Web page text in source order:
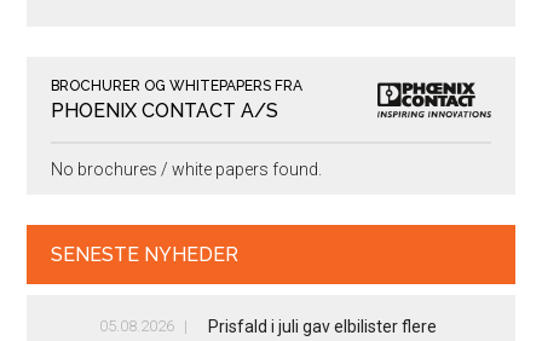
BROCHURER OG WHITEPAPERS FRA
PHOENIX CONTACT A/S
No brochures / white papers found.
SENESTE NYHEDER
05.08.2026
Prisfald i juli gav elbilister flere